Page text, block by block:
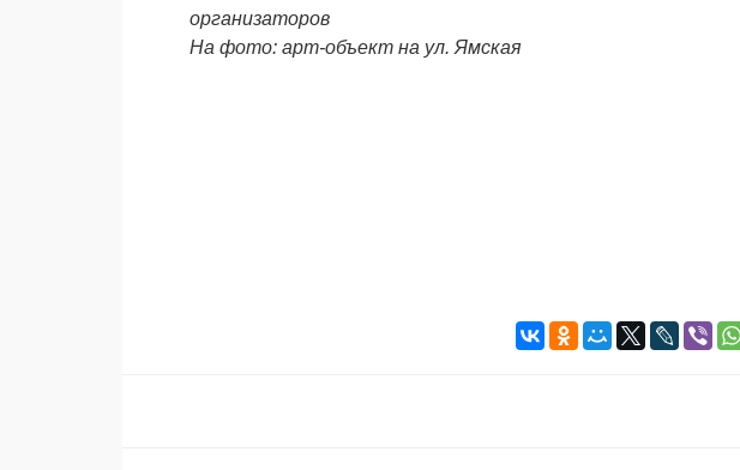
организаторов
На фото: арт-объект на ул. Ямская